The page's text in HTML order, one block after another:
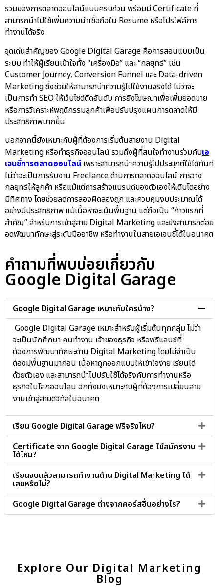
รวมของการตลาดออนไลน์แบบครบถ้วน พร้อมมี Certificate ที่
สามารถนำไปใช้เพิ่มความน่าเชื่อถือใน Resume หรือโปรไฟล์การ
ทำงานได้จริง
จุดเด่นสำคัญของ Google Digital Garage คือการสอนแบบเป็น
ระบบ ทำให้ผู้เรียนเข้าใจทั้ง “เครื่องมือ” และ “กลยุทธ์” เช่น
Customer Journey, Conversion Funnel และ Data-driven
Marketing ซึ่งช่วยให้สามารถนำความรู้ไปใช้งานจริงได้ ไม่ว่าจะ
เป็นการทำ SEO ให้เว็บไซต์ติดอันดับ การยิงโฆษณาเพื่อเพิ่มยอดขาย
หรือการวิเคราะห์พฤติกรรมลูกค้าเพื่อปรับปรุงแผนการตลาดให้มี
ประสิทธิภาพมากขึ้น
นอกจากนี้ยังเหมาะกับผู้ที่ต้องการเริ่มต้นสายงาน Digital
Marketing หรือทำธุรกิจออนไลน์ รวมถึงผู้ที่สนใจทำงานร่วมกับเอ
เจนซี่การตลาดออนไลน์ เพราะสามารถนำความรู้ไปประยุกต์ใช้ได้ทันที
ไม่ว่าจะเป็นการรับงาน Freelance ด้านการตลาดออนไลน์ การวาง
กลยุทธ์ให้ลูกค้า หรือแม้แต่การสร้างแบรนด์ของตัวเองให้เติบโตอย่าง
มีทิศทาง โดยช่วยลดการลองผิดลองถูก และควบคุมงบประมาณได้
อย่างมีประสิทธิภาพ แม้เนื้อหาจะเน้นพื้นฐาน แต่ถือเป็น “ก้าวแรกที่
สำคัญ” สำหรับการเข้าสู่สาย Digital Marketing และยังสามารถต่อย
อดพัฒนาทักษะสู่ระดับมืออาชีพ หรือทำงานในสายเอเจนซี่ได้ในอนาคต
คำถามที่พบบ่อยเกี่ยวกับ
Google Digital Garage
Google Digital Garage เหมาะกับใครบ้าง?
Google Digital Garage เหมาะสำหรับผู้เริ่มต้นทุกกลุ่ม ไม่ว่า
จะเป็นนักศึกษา คนทำงาน เจ้าของธุรกิจ หรือฟรีแลนซ์ที่
ต้องการพัฒนาทักษะด้าน Digital Marketing โดยไม่จำเป็น
ต้องมีพื้นฐานมาก่อน เนื้อหาถูกออกแบบให้เข้าใจง่าย เรียนได้
ด้วยตัวเอง และสามารถนำไปปรับใช้ได้จริงกับการทำงานหรือ
ธุรกิจในโลกออนไลน์ อีกทั้งยังเหมาะกับผู้ที่ต้องการเปลี่ยนสาย
งานเข้าสู่สายดิจิทัลในอนาคต
เรียน Google Digital Garage ฟรีจริงไหม?
Certificate จาก Google Digital Garage ใช้สมัครงาน
ได้ไหม?
เรียนจบแล้วสามารถทำงานด้าน Digital Marketing ได้
เลยหรือไม่?
Google Digital Garage ต่างจากคอร์สอื่นอย่างไร?
Explore Our Digital Marketing
Blog